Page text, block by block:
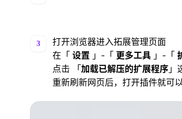
3
打开浏览器进入拓展管理页面
在「 设置 」-「 更多工具 」-「
点击 「 加载已解压的扩展程序 」